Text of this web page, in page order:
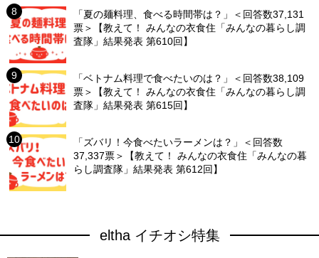
「夏の麺料理、食べる時間帯は？」＜回答数37,131
票＞【教えて！ みんなの衣食住「みんなの暮らし調
査隊」結果発表 第610回】
「ベトナム料理で食べたいのは？」＜回答数38,109
票＞【教えて！ みんなの衣食住「みんなの暮らし調
査隊」結果発表 第615回】
「ズバリ！今食べたいラーメンは？」＜回答数
37,337票＞【教えて！ みんなの衣食住「みんなの暮
らし調査隊」結果発表 第612回】
eltha イチオシ特集